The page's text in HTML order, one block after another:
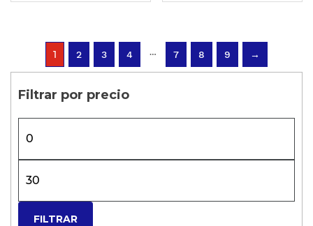
1 2 3 4 … 7 8 9 →
Filtrar por precio
FILTRAR